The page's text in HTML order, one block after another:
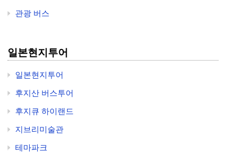
관광 버스
일본현지투어
일본현지투어
후지산 버스투어
후지큐 하이랜드
지브리미술관
테마파크